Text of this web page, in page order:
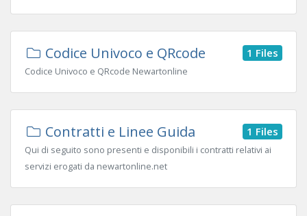
Codice Univoco e QRcode 1 Files
Codice Univoco e QRcode Newartonline
Contratti e Linee Guida 1 Files
Qui di seguito sono presenti e disponibili i contratti relativi ai
servizi erogati da newartonline.net